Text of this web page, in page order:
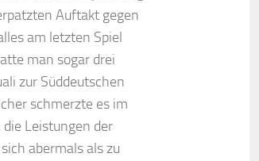
Auftakt gegen
am letzten Spiel
man sogar drei
zur Süddeutschen
schmerzte es im
Leistungen der
abermals als zu